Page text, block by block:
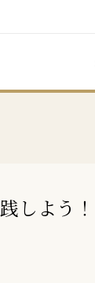
しよう！